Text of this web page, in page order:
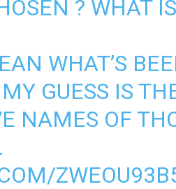
? WHAT
WHAT’S
GUESS IS
NAMES OF